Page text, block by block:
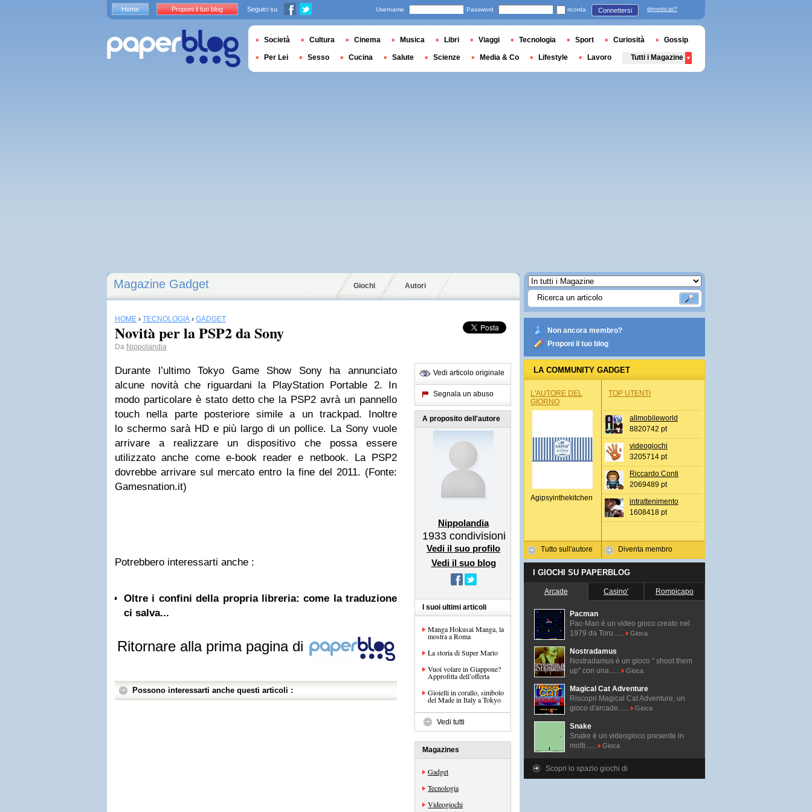
Magazine Gadget Giochi Autori
HOME › TECNOLOGIA › GADGET
Novità per la PSP2 da Sony
Da Nippolandia
Durante l’ultimo Tokyo Game Show Sony ha annunciato
alcune novità che riguardani la PlayStation Portable 2. In
modo particolare è stato detto che la PSP2 avrà un pannello
touch nella parte posteriore simile a un trackpad. Inoltre
lo schermo sarà HD e più largo di un pollice. La Sony vuole
arrivare a realizzare un dispositivo che possa essere
utilizzato anche come e-book reader e netbook. La PSP2
dovrebbe arrivare sul mercato entro la fine del 2011. (Fonte:
Gamesnation.it)
Potrebbero interessarti anche :
Oltre i confini della propria libreria: come la traduzione
ci salva...
Ritornare alla prima pagina di
Possono interessarti anche questi articoli :
Vedi articolo originale
Segnala un abuso
A proposito dell'autore
Nippolandia
1933 condivisioni
Vedi il suo profilo
Vedi il suo blog
I suoi ultimi articoli
Manga Hokusai Manga, la
mostra a Roma
La storia di Super Mario
Vuoi volare in Giappone?
Approfitta dell’offerta
Gioielli in corallo, simbolo
del Made in Italy a Tokyo
Vedi tutti
Magazines
Gadget
Tecnologia
Videogiochi
Non ancora membro?
Proponi il tuo blog
LA COMMUNITY GADGET
L'AUTORE DEL
GIORNO
Agipsyinthekitchen
Tutto sull'autore
TOP UTENTI
allmobileworld
8820742 pt
videogiochi
3205714 pt
Riccardo Conti
2069489 pt
intrattenimento
1608418 pt
Diventa membro
I GIOCHI SU PAPERBLOG
Arcade Casino' Rompicapo
Pacman
Pac-Man é un video gioco creato nel
1979 da Toru......
Gioca
Nostradamus
Nostradamus è un gioco " shoot them
up" con una......
Gioca
Magical Cat Adventure
Riscopri Magical Cat Adventure, un
gioco d'arcade......
Gioca
Snake
Snake è un videogioco presente in
molti......
Gioca
Scopri lo spazio giochi di
Home Proponi il tuo blog Seguici su Username Password ricorda Connettersi dimenticati?
Società Cultura Cinema Musica Libri Viaggi Tecnologia Sport Curiosità Gossip
Per Lei Sesso Cucina Salute Scienze Media & Co Lifestyle Lavoro Tutti i Magazine